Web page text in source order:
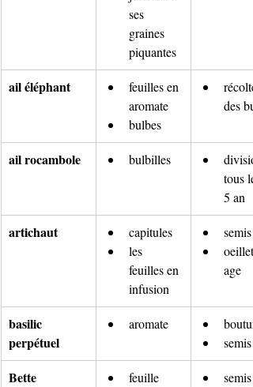
ses
graines
piquantes
ail éléphant
feuilles en
aromate
bulbes
récolte
des
ail rocambole bulbilles
tous
5 an
artichaut
capitules
les
feuilles en
infusion
semis
age
basilic
perpétuel
aromate
bouture
semis
Bette feuille semis